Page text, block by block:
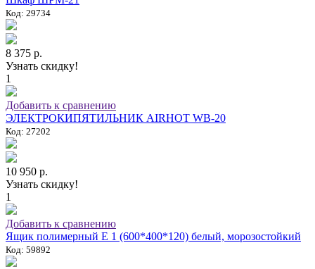
Код: 29734
8 375 р.
Узнать скидку!
1
Добавить к сравнению
ЭЛЕКТРОКИПЯТИЛЬНИК AIRHOT WB-20
Код: 27202
10 950 р.
Узнать скидку!
1
Добавить к сравнению
Ящик полимерный E 1 (600*400*120) белый, морозостойкий
Код: 59892